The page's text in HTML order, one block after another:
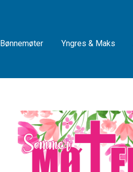
Bønnemøter Yngres & Maks